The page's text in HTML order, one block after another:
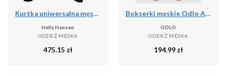
Kurtka uniwersalna męska Helly Hansen Hp Fleece
Helly Hansen
ODZIEŻ MĘSKA
475.15 zł
Bokserki męskie Odlo ACTIVE F-DRY GRAPHIC 2 PACK
ODLO
ODZIEŻ MĘSKA
194.99 zł